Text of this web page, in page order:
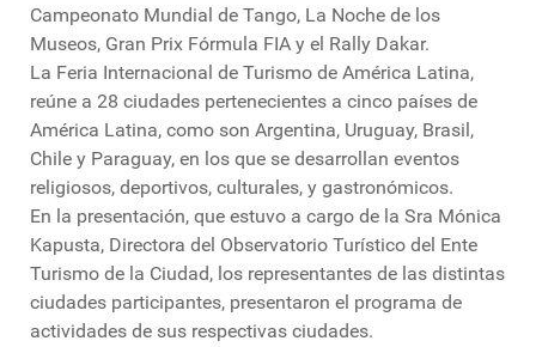
Campeonato Mundial de Tango, La Noche de los
Museos, Gran Prix Fórmula FIA y el Rally Dakar.
La Feria Internacional de Turismo de América Latina,
reúne a 28 ciudades pertenecientes a cinco países de
América Latina, como son Argentina, Uruguay, Brasil,
Chile y Paraguay, en los que se desarrollan eventos
religiosos, deportivos, culturales, y gastronómicos.
En la presentación, que estuvo a cargo de la Sra Mónica
Kapusta, Directora del Observatorio Turístico del Ente
Turismo de la Ciudad, los representantes de las distintas
ciudades participantes, presentaron el programa de
actividades de sus respectivas ciudades.